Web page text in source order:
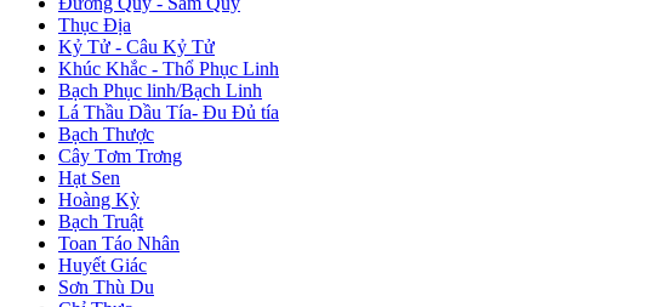
Thục Địa
Kỷ Tử - Câu Kỷ Tử
Khúc Khắc - Thổ Phục Linh
Bạch Phục linh/Bạch Linh
Lá Thầu Dầu Tía- Đu Đủ tía
Bạch Thược
Cây Tơm Trơng
Hạt Sen
Hoàng Kỳ
Bạch Truật
Toan Táo Nhân
Huyết Giác
Sơn Thù Du